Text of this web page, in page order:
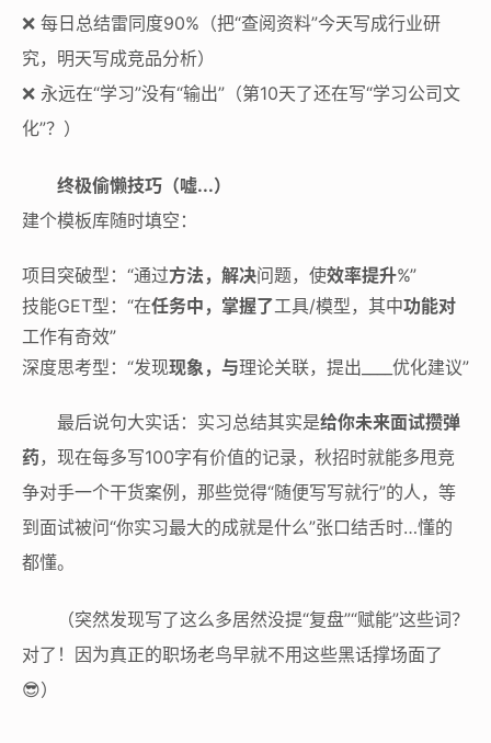
❌ 每日总结雷同度90%（把“查阅资料”今天写成行业研
究，明天写成竞品分析）
❌ 永远在“学习”没有“输出”（第10天了还在写“学习公司文
化”？）
终极偷懒技巧（嘘...）
建个模板库随时填空：
项目突破型：“通过方法，解决问题，使效率提升%”
技能GET型：“在任务中，掌握了工具/模型，其中功能对
工作有奇效”
深度思考型：“发现现象，与理论关联，提出____优化建议”
最后说句大实话：实习总结其实是给你未来面试攒弹
药，现在每多写100字有价值的记录，秋招时就能多甩竞
争对手一个干货案例，那些觉得“随便写写就行”的人，等
到面试被问“你实习最大的成就是什么”张口结舌时…懂的
都懂。
（突然发现写了这么多居然没提“复盘”“赋能”这些词？
对了！因为真正的职场老鸟早就不用这些黑话撑场面了
😎）